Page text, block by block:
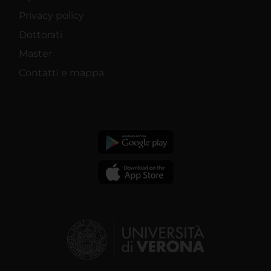
Privacy policy
Dottorati
Master
Contatti e mappa